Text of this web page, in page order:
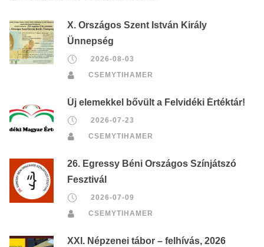
X. Országos Szent István Király
Ünnepség
2026-08-03
CSEMYTIHAMER
Új elemekkel bővült a Felvidéki Értéktár!
2026-07-23
CSEMYTIHAMER
26. Egressy Béni Országos Színjátszó
Fesztivál
2026-07-09
CSEMYTIHAMER
XXI. Népzenei tábor – felhívás, 2026